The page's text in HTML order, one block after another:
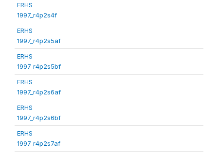
ERHS
1997_r4p2s4f
ERHS
1997_r4p2s5af
ERHS
1997_r4p2s5bf
ERHS
1997_r4p2s6af
ERHS
1997_r4p2s6bf
ERHS
1997_r4p2s7af